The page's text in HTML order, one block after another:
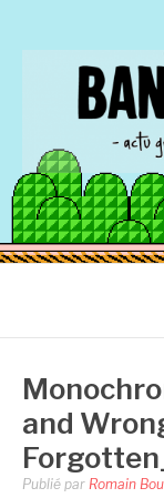
BAND
Actu Geek d'hier et
and
Publié par Romain